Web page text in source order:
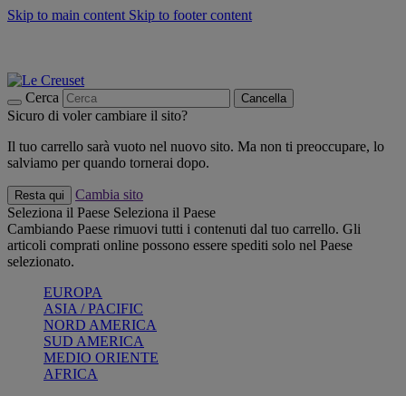
Skip to main content Skip to footer content
Cerca Cancella
Sicuro di voler cambiare il sito?
Il tuo carrello sarà vuoto nel nuovo sito. Ma non ti preoccupare, lo
salviamo per quando tornerai dopo.
Resta qui
Cambia sito
Seleziona il Paese Seleziona il Paese
Cambiando Paese rimuovi tutti i contenuti dal tuo carrello. Gli
articoli comprati online possono essere spediti solo nel Paese
selezionato.
EUROPA
ASIA / PACIFIC
NORD AMERICA
SUD AMERICA
MEDIO ORIENTE
AFRICA